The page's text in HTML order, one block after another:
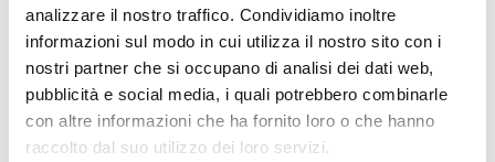
analizzare il nostro traffico. Condividiamo inoltre
informazioni sul modo in cui utilizza il nostro sito con i
nostri partner che si occupano di analisi dei dati web,
pubblicità e social media, i quali potrebbero combinarle
con altre informazioni che ha fornito loro o che hanno
raccolto dal suo utilizzo dei loro servizi.
di una splendida vacanza. Le tapparelle sono elettriche
così da poter regolare a vostro piacimento l’intensità
della luce Dolomitica all’interno della camera. Lo
spazioso bagno dispone di box doccia, asciugacapelli,
asciuga salviette e ampio set di cortesia a richiesta.